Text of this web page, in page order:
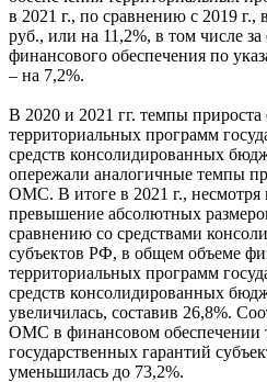
в 2021 г., по сравнению с 2019 г.,
руб., или на 11,2%, в том числе за
финансового обеспечения по
– на 7,2%.
В 2020 и 2021 гг. темпы прироста
территориальных программ
средств консолидированных
опережали аналогичные темпы
ОМС. В итоге в 2021 г., несмотря
превышение абсолютных
сравнению со средствами
субъектов РФ, в общем объеме
территориальных программ
средств консолидированных
увеличилась, составив 26,8%.
ОМС в финансовом обеспечении
государственных гарантий
уменьшилась до 73,2%.